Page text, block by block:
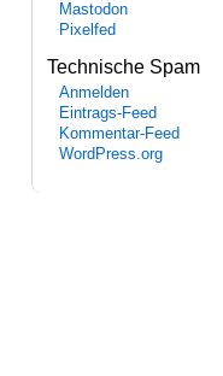
Mastodon
Pixelfed
Technische Spam
Anmelden
Eintrags-Feed
Kommentar-Feed
WordPress.org